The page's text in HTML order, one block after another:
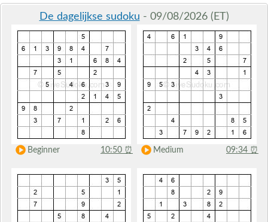
De dagelijkse sudoku - 09/08/2026 (ET)
Beginner 10:50 ⏰ Medium 09:34 ⏰